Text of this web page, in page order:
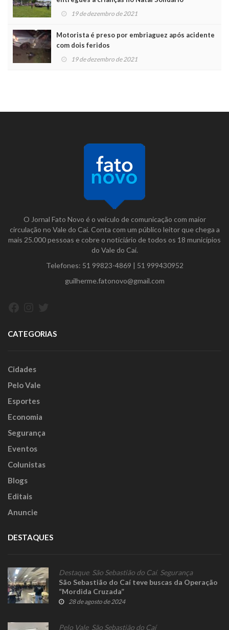
19 de dezembro de 2021
Motorista é preso por embriaguez após acidente
com dois feridos
19 de dezembro de 2021
O Jornal Fato Novo é o veículo de comunicação com maior
circulação no Vale do Caí. Conta com um público leitor que chega a
mais 25.000 pessoas e cobre o noticiário de todos os 18 municípios
do Vale do Caí.
Telefones: 51 99823-4869 | 51 999430952
guilherme.fatonovo@gmail.com
CATEGORIAS
Cidades
Pelo Vale
Esportes
Economia
Segurança
Eventos
Colunistas
Blogs
Editais
Anuncie
DESTAQUES
Destaque, São Sebastião do Caí, Segurança
São Sebastião do Caí teve buscas da Operação
“Mordida Cruzada”
28 de agosto de 2024
Pelo Vale, São Sebastião do Caí